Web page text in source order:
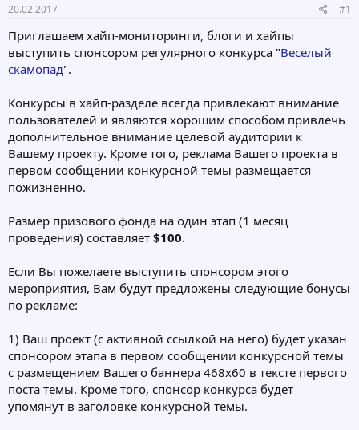
20.02.2017 #1
Приглашаем хайп-мониторинги, блоги и хайпы
выступить спонсором регулярного конкурса "Веселый
скамопад".
Конкурсы в хайп-разделе всегда привлекают внимание
пользователей и являются хорошим способом привлечь
дополнительное внимание целевой аудитории к
Вашему проекту. Кроме того, реклама Вашего проекта в
первом сообщении конкурсной темы размещается
пожизненно.
Размер призового фонда на один этап (1 месяц
проведения) составляет $100.
Если Вы пожелаете выступить спонсором этого
мероприятия, Вам будут предложены следующие бонусы
по рекламе:
1) Ваш проект (с активной ссылкой на него) будет указан
спонсором этапа в первом сообщении конкурсной темы
с размещением Вашего баннера 468х60 в тексте первого
поста темы. Кроме того, спонсор конкурса будет
упомянут в заголовке конкурсной темы.